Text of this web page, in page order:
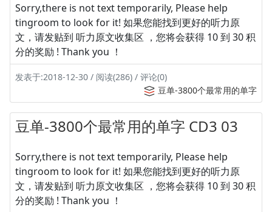
Sorry,there is not text temporarily, Please help
tingroom to look for it! 如果您能找到更好的听力原
文，请发贴到 听力原文收集区 ，您将会获得 10 到 30 积
分的奖励 ! Thank you ！
发表于:2018-12-30 / 阅读(286) / 评论(0)
豆单-3800个最常用的单字
豆单-3800个最常用的单字 CD3 03
Sorry,there is not text temporarily, Please help
tingroom to look for it! 如果您能找到更好的听力原
文，请发贴到 听力原文收集区 ，您将会获得 10 到 30 积
分的奖励 ! Thank you ！